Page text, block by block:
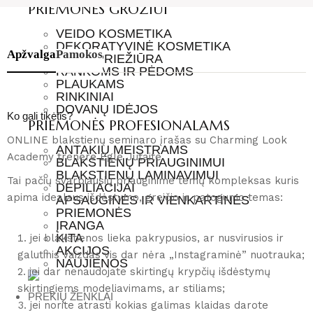
PRIEMONĖS GROŽIUI
VEIDO KOSMETIKA
DEKORATYVINĖ KOSMETIKA
KŪNO PRIEŽIŪRA
RANKOMS IR PĖDOMS
PLAUKAMS
RINKINIAI
DOVANŲ IDĖJOS
PRIEMONĖS PROFESIONALAMS
ANTAKIŲ MEISTRAMS
BLAKSTIENŲ PRIAUGINIMUI
BLAKSTIENŲ LAMINAVIMUI
DEPILIACIJAI
APSAUGINĖS IR VIENKARTINĖS
PRIEMONĖS
ĮRANGA
KITA
AKCIJOS
NAUJIENOS
PREKIŲ ŽENKLAI
ApžvalgaPamokos
Ko gali tikėtis?
ONLINE blakstienų seminaro įrašas su Charming Look
Academy trenere Egle Jutaite.
Tai pačių svarbiausių priauginime temų kompleksas kuris
apima idealaus išdėstymo, greičio ir patogumo temas:
jei blakstienos lieka pakrypusios, ar nusvirusios ir
galutinis vaizdas vis dar nėra „Instagraminė” nuotrauka;
jei dar nenaudojate skirtingų krypčių išdėstymų
skirtingiems modeliavimams, ar stiliams;
jei norite atrasti kokias galimas klaidas darote